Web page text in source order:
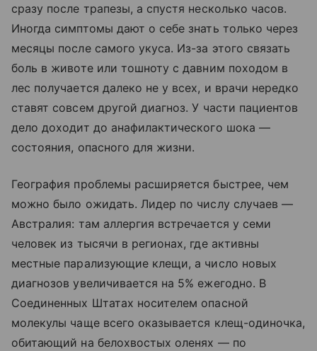
сразу после трапезы, а спустя несколько часов.
Иногда симптомы дают о себе знать только через
месяцы после самого укуса. Из-за этого связать
боль в животе или тошноту с давним походом в
лес получается далеко не у всех, и врачи нередко
ставят совсем другой диагноз. У части пациентов
дело доходит до анафилактического шока —
состояния, опасного для жизни.
География проблемы расширяется быстрее, чем
можно было ожидать. Лидер по числу случаев —
Австралия: там аллергия встречается у семи
человек из тысячи в регионах, где активны
местные парализующие клещи, а число новых
диагнозов увеличивается на 5% ежегодно. В
Соединенных Штатах носителем опасной
молекулы чаще всего оказывается клещ-одиночка,
обитающий на белохвостых оленях — по